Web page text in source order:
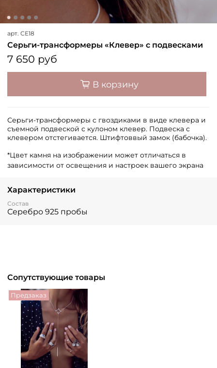
арт. СЕ18
Серьги-трансформеры «Клевер» с подвесками
7 650 руб
В корзину
Серьги-трансформеры с гвоздиками в виде клевера и
съемной подвеской с кулоном клевер. Подвеска с
клевером отстегивается. Штифтоввый замок (бабочка).
*Цвет камня на изображении может отличаться в
зависимости от освещения и настроек вашего экрана
Характеристики
Состав
Серебро 925 пробы
Сопутствующие товары
Предзаказ